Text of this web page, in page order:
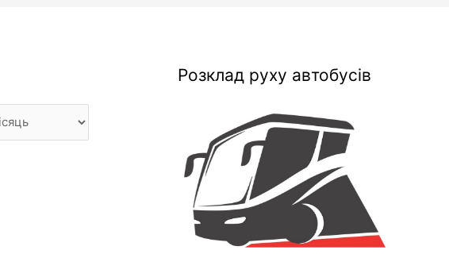
Розклад руху автобусів